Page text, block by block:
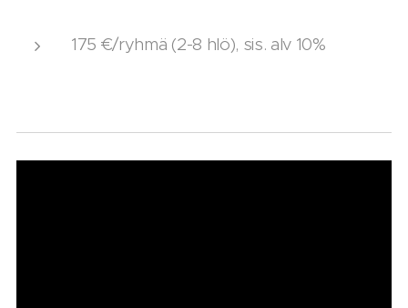
175 €/ryhmä (2-8 hlö), sis. alv 10%